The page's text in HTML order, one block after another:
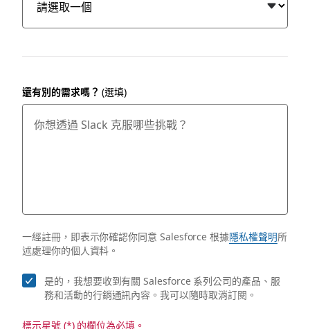
還有別的需求嗎？ (選填)
一經註冊，即表示你確認你同意 Salesforce 根據隱私權聲明所
述處理你的個人資料。
是的，我想要收到有關 Salesforce 系列公司的產品、服
務和活動的行銷通訊內容。我可以隨時取消訂閱。
標示星號 (*) 的欄位為必填。